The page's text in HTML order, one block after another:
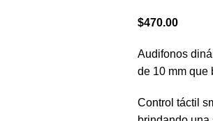
$470.00
Audifonos
de 10 mm que
Control táctil